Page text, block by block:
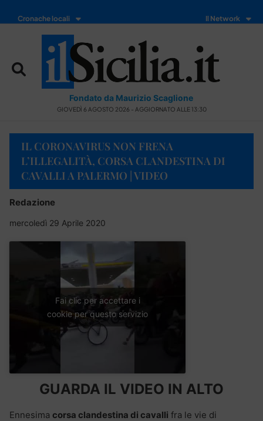
Cronache locali Il Network
Fondato da Maurizio Scaglione
GIOVEDÌ 6 AGOSTO 2026 - AGGIORNATO ALLE 13:30
IL CORONAVIRUS NON FRENA
L’ILLEGALITÀ, CORSA CLANDESTINA DI
CAVALLI A PALERMO | VIDEO
Redazione
mercoledì 29 Aprile 2020
Fai clic per accettare i
cookie per questo servizio
GUARDA IL VIDEO IN ALTO
Ennesima corsa clandestina di cavalli fra le vie di